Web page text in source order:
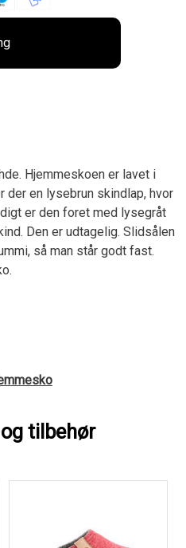
Hjemmeskoen er lavet i
der en lysebrun skindlap, hvor
er den foret med lysegråt
Den er udtagelig. Slidsålen
så man står godt fast.
tilbehør